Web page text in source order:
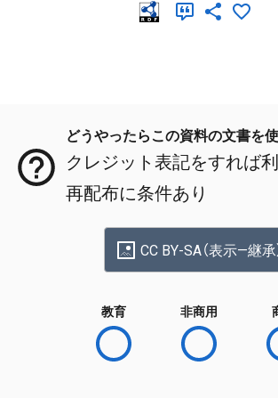
どうやったらこの資料の文書を
クレジット表記をすれば利
再配布に条件あり
CC BY-SA（表示—継承
教育 非商用